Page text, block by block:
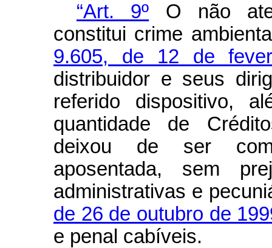
“Art. 9º O não
constitui crime
9.605, de 12 de
distribuidor e seus
referido dispositivo,
quantidade de
deixou de ser
aposentada, sem
administrativas e
de 26 de outubro de
e penal cabíveis.